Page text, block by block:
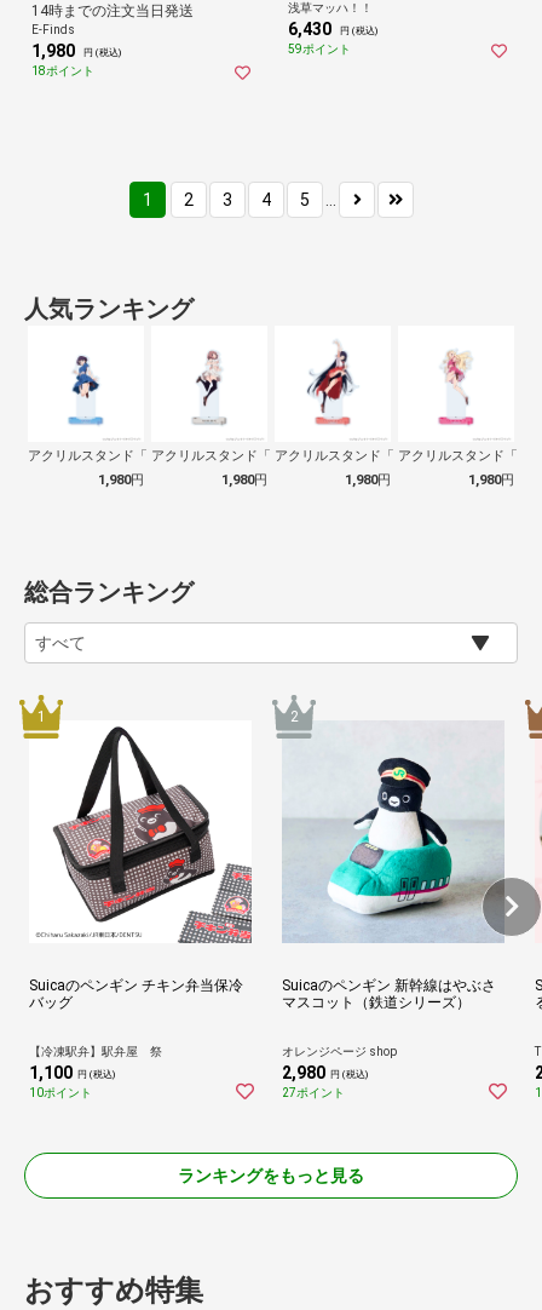
ンプル おしゃれ【1個:ブラック】
14時までの注文当日発送
E-Finds
1,980 円 (税込)
18ポイント
浅草マッハ！！
6,430 円 (税込)
59ポイント
1 2 3 4 5
人気ランキング
アクリルスタンド「イキヅライブ！ LOV…
1,980円
アクリルスタンド「イキヅライブ！ LOV…
1,980円
アクリルスタンド「イキヅライブ！ LOV…
1,980円
アクリルスタンド「イ
1,980円
総合ランキング
Suicaのペンギン チキン弁当保冷
バッグ
【冷凍駅弁】駅弁屋 祭
1,100 円 (税込)
10ポイント
Suicaのペンギン 新幹線はやぶさ
マスコット（鉄道シリーズ）
オレンジページ shop
2,980 円 (税込)
27ポイント
ランキングをもっと見る
おすすめ特集